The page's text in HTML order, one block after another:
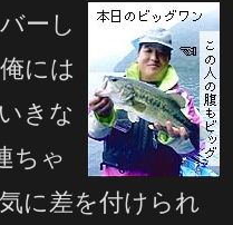
ーし
には
きな
ちゃ
に差を付けられ